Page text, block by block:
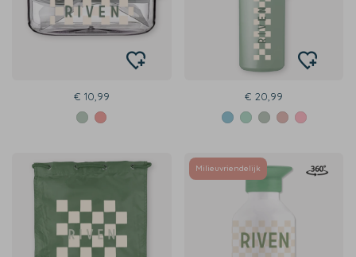
€ 10,99 € 20,99
Milieuvriendelijk